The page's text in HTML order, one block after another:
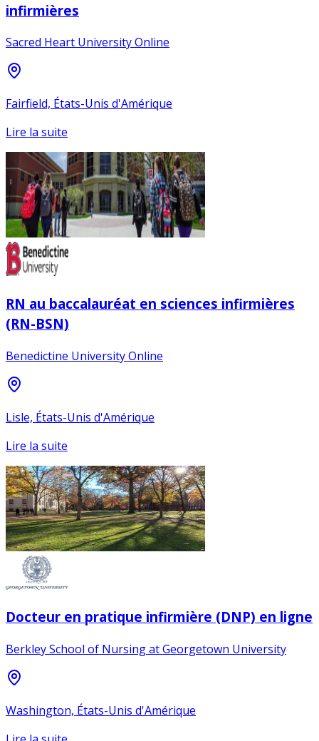
infirmières
Sacred Heart University Online
Fairfield, États-Unis d'Amérique
Lire la suite
RN au baccalauréat en sciences infirmières
(RN-BSN)
Benedictine University Online
Lisle, États-Unis d'Amérique
Lire la suite
Docteur en pratique infirmière (DNP) en ligne
Berkley School of Nursing at Georgetown University
Washington, États-Unis d'Amérique